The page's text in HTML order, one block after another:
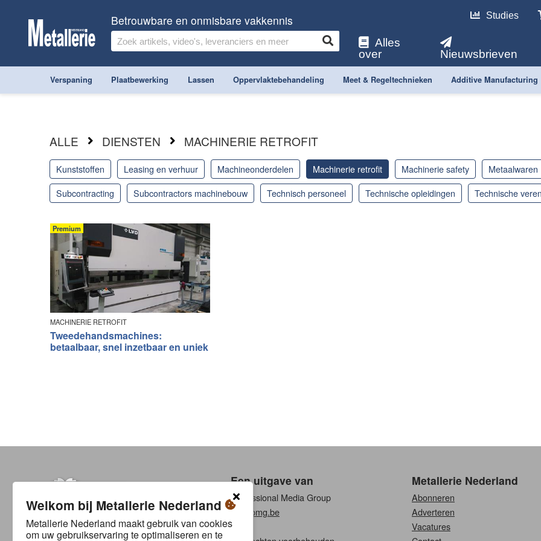
Betrouwbare en onmisbare vakkennis Studies
Alles
over
Nieuwsbrieven
Verspaning Plaatbewerking Lassen Oppervlaktebehandeling Meet & Regeltechnieken Additive Manufacturing
ALLE DIENSTEN MACHINERIE RETROFIT
kunststoffen leasing en verhuur machineonderdelen machinerie retrofit machinerie safety metaalwaren
subcontracting
subcontractors machinebouw technisch personeel technische opleidingen technische veren
Premium
MACHINERIE RETROFIT
Tweedehandsmachines:
betaalbaar, snel inzetbaar en uniek
Een uitgave van
Professional Media Group
www.pmg.be
Metallerie Nederland
Abonneren
Adverteren
Vacatures
Welkom bij Metallerie Nederland
Metallerie Nederland maakt gebruik van cookies
om uw gebruikservaring te optimaliseren en te